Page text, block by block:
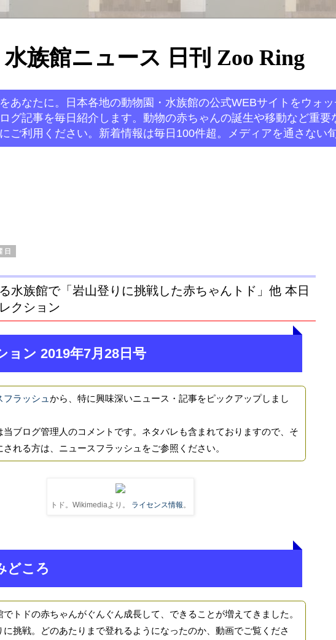
族館ニュース 日刊 Zoo Ring
あなたに。日本各地の動物園・水族館の公式WEBサイトをウォ
グ記事を毎日紹介します。動物の赤ちゃんの誕生や移動など重
ご利用ください。新着情報は毎日100件超。メディアを通さない
水族館で「岩山登りに挑戦した赤ちゃんトド」他 本日
クション
ョン 2019年7月28日号
フラッシュから、特に興味深いニュース・記事をピックアップしまし
ブログ管理人のコメントです。ネタバレも含まれておりますので、そ
される方は、ニュースフラッシュをご参照ください。
トド。Wikimediaより。 ライセンス情報 。
どころ
トドの赤ちゃんがぐんぐん成長して、できることが増えてきました。
挑戦。どのあたりまで登れるようになったのか、動画でご覧くださ